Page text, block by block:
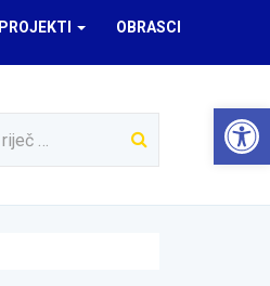
PROJEKTI OBRASCI